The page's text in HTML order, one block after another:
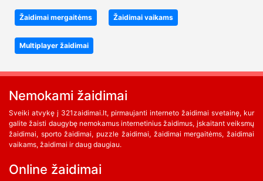
Žaidimai mergaitėms Žaidimai vaikams
Multiplayer žaidimai
Nemokami žaidimai
Sveiki atvykę į 321zaidimai.lt, pirmaujanti interneto žaidimai svetainę, kur
galite žaisti daugybę nemokamus internetinius žaidimus, įskaitant veiksmų
žaidimai, sporto žaidimai, puzzle žaidimai, žaidimai mergaitėms, žaidimai
vaikams, žaidimai ir daug daugiau.
Online žaidimai